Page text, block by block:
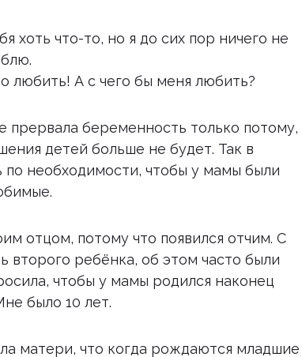
хоть что-то, но я до сих пор ничего не
любить! А с чего бы меня любить?
прервала беременность только потому,
детей больше не будет. Так в
по необходимости, чтобы у мамы были
отцом, потому что появился отчим. С
второго ребёнка, об этом часто были
чтобы у мамы родился наконец
было 10 лет.
матери, что когда рождаются младшие